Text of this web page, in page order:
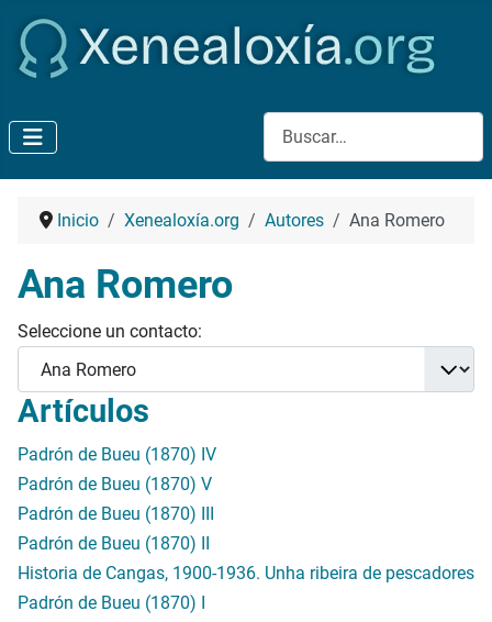
Buscar
Inicio Xenealoxía.org Autores Ana Romero
Ana Romero
Seleccione un contacto:
Artículos
Padrón de Bueu (1870) IV
Padrón de Bueu (1870) V
Padrón de Bueu (1870) III
Padrón de Bueu (1870) II
Historia de Cangas, 1900-1936. Unha ribeira de pescadores
Padrón de Bueu (1870) I